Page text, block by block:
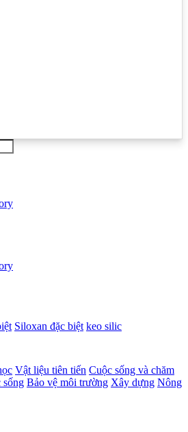
Siloxan đặc biệt keo silic
Vật liệu tiên tiến Cuộc sống và chăm
sống Bảo vệ môi trường Xây dựng Nông